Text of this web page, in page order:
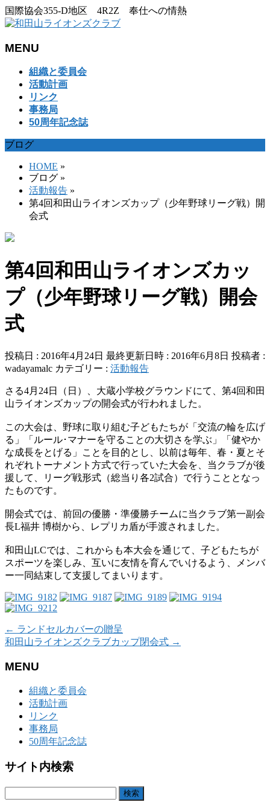
国際協会355-D地区 4R2Z 奉仕への情熱
MENU
ば
組織と委員会
活動計画
リンク
事務局
50周年記念誌
ブログ
HOME »
ブログ »
活動報告 »
第4回和田山ライオンズカップ（少年野球リーグ戦）開
会式
第4回和田山ライオンズカッ
プ（少年野球リーグ戦）開会
式
投稿日 : 2016年4月24日 最終更新日時 : 2016年6月8日 投稿者 :
wadayamalc カテゴリー : 活動報告
さる4月 24日（日）、大蔵小学校グラウンドにて、第4回和田
山ライオンズカップの開会式が行われました。
この大会は、野球に取り組む子どもたちが「交流の輪を広げ
る」「ルール･マナーを守ることの大切さを学ぶ」「健やか
な成長をとげる」ことを目的とし、以前は毎年、春・夏とそ
れぞれトーナメント方式で行っていた大会を、当クラブが後
援して、リーグ戦形式（総当り各2試合）で行うこととなっ
たものです。
開会式では、前回の優勝・準優勝チームに当クラブ第一副会
長L福井 博樹から、レプリカ盾が手渡されました。
和田山LCでは、これからも本大会を通じて、子どもたちが
スポーツを楽しみ、互いに友情を育んでいけるよう、メンバ
ー一同結束して支援してまいります。
← ランドセルカバーの贈呈
和田山ライオンズクラブカップ閉会式 →
MENU
組織と委員会
活動計画
リンク
事務局
50周年記念誌
サイト内検索